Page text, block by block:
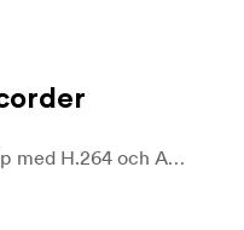
HDR-1 spelar in videofiler i 1080p med H.264 och AAC-komprimering som är redo att laddas direkt upp till din webbplats eller sociala medier, till exempel Youtube och Facebook.